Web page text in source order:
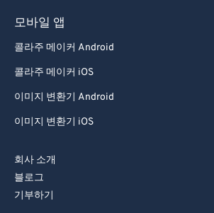
모바일 앱
콜라주 메이커 Android
콜라주 메이커 iOS
이미지 변환기 Android
이미지 변환기 iOS
회사 소개
블로그
기부하기